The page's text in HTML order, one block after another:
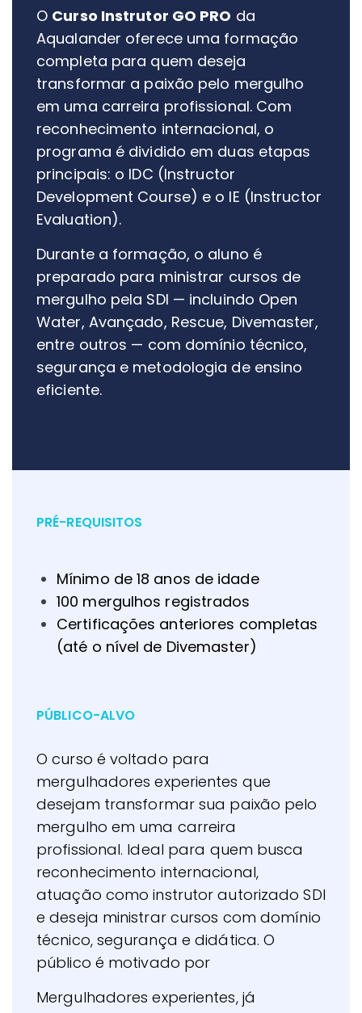
O Curso Instrutor GO PRO da
Aqualander oferece uma formação
completa para quem deseja
transformar a paixão pelo mergulho
em uma carreira profissional. Com
reconhecimento internacional, o
programa é dividido em duas etapas
principais: o IDC (Instructor
Development Course) e o IE (Instructor
Evaluation).
Durante a formação, o aluno é
preparado para ministrar cursos de
mergulho pela SDI — incluindo Open
Water, Avançado, Rescue, Divemaster,
entre outros — com domínio técnico,
segurança e metodologia de ensino
eficiente.
PRÉ-REQUISITOS
Mínimo de 18 anos de idade
100 mergulhos registrados
Certificações anteriores completas
(até o nível de Divemaster)
PÚBLICO-ALVO
O curso é voltado para
mergulhadores experientes que
desejam transformar sua paixão pelo
mergulho em uma carreira
profissional. Ideal para quem busca
reconhecimento internacional,
atuação como instrutor autorizado SDI
e deseja ministrar cursos com domínio
técnico, segurança e didática. O
público é motivado por
Mergulhadores experientes, já